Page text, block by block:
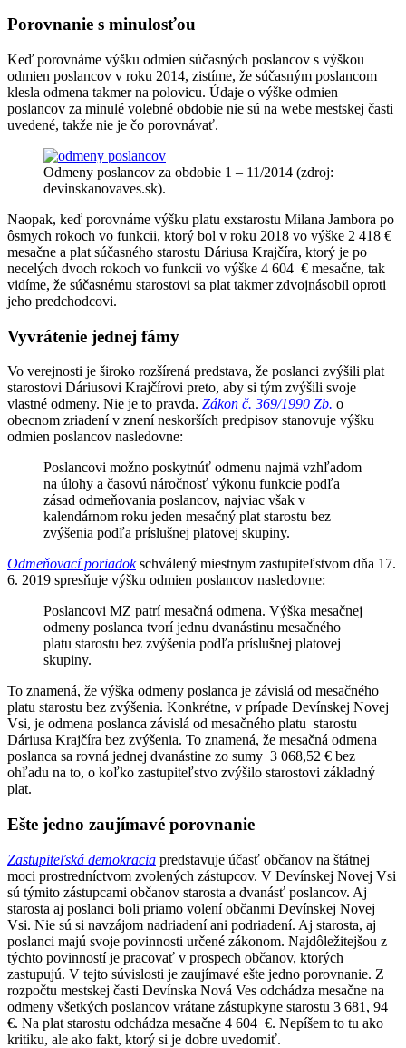
Porovnanie s minulosťou
Keď porovnáme výšku odmien súčasných poslancov s výškou
odmien poslancov v roku 2014, zistíme, že súčasným poslancom
klesla odmena takmer na polovicu. Údaje o výške odmien
poslancov za minulé volebné obdobie nie sú na webe mestskej časti
uvedené, takže nie je čo porovnávať.
Odmeny poslancov za obdobie 1 – 11/2014 (zdroj:
devinskanovaves.sk).
Naopak, keď porovnáme výšku platu exstarostu Milana Jambora po
ôsmych rokoch vo funkcii, ktorý bol v roku 2018 vo výške 2 418 €
mesačne a plat súčasného starostu Dáriusa Krajčíra, ktorý je po
necelých dvoch rokoch vo funkcii vo výške 4 604 € mesačne, tak
vidíme, že súčasnému starostovi sa plat takmer zdvojnásobil oproti
jeho predchodcovi.
Vyvrátenie jednej fámy
Vo verejnosti je široko rozšírená predstava, že poslanci zvýšili plat
starostovi Dáriusovi Krajčírovi preto, aby si tým zvýšili svoje
vlastné odmeny. Nie je to pravda. Zákon č. 369/1990 Zb. o
obecnom zriadení v znení neskorších predpisov stanovuje výšku
odmien poslancov nasledovne:
Poslancovi možno poskytnúť odmenu najmä vzhľadom
na úlohy a časovú náročnosť výkonu funkcie podľa
zásad odmeňovania poslancov, najviac však v
kalendárnom roku jeden mesačný plat starostu bez
zvýšenia podľa príslušnej platovej skupiny.
Odmeňovací poriadokschválený miestnym zastupiteľstvom dňa 17.
6. 2019 spresňuje výšku odmien poslancov nasledovne:
Poslancovi MZ patrí mesačná odmena. Výška mesačnej
odmeny poslanca tvorí jednu dvanástinu mesačného
platu starostu bez zvýšenia podľa príslušnej platovej
skupiny.
To znamená, že výška odmeny poslanca je závislá od mesačného
platu starostu bez zvýšenia. Konkrétne, v prípade Devínskej Novej
Vsi, je odmena poslanca závislá od mesačného platu starostu
Dáriusa Krajčíra bez zvýšenia. To znamená, že mesačná odmena
poslanca sa rovná jednej dvanástine zo sumy 3 068,52 € bez
ohľadu na to, o koľko zastupiteľstvo zvýšilo starostovi základný
plat.
Ešte jedno zaujímavé porovnanie
Zastupiteľská demokracia predstavuje účasť občanov na štátnej
moci prostredníctvom zvolených zástupcov. V Devínskej Novej Vsi
sú týmito zástupcami občanov starosta a dvanásť poslancov. Aj
starosta aj poslanci boli priamo volení občanmi Devínskej Novej
Vsi. Nie sú si navzájom nadriadení ani podriadení. Aj starosta, aj
poslanci majú svoje povinnosti určené zákonom. Najdôležitejšou z
týchto povinností je pracovať v prospech občanov, ktorých
zastupujú. V tejto súvislosti je zaujímavé ešte jedno porovnanie. Z
rozpočtu mestskej časti Devínska Nová Ves odchádza mesačne na
odmeny všetkých poslancov vrátane zástupkyne starostu 3 681, 94
€. Na plat starostu odchádza mesačne 4 604 €. Nepíšem to tu ako
kritiku, ale ako fakt, ktorý si je dobre uvedomiť.